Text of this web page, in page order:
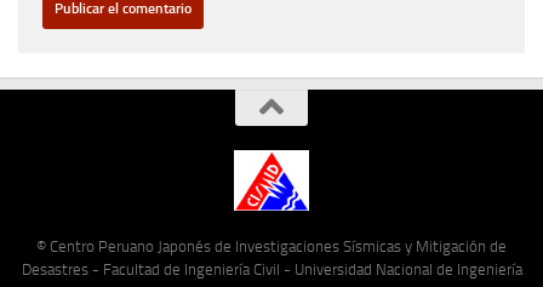
© Centro Peruano Japonés de Investigaciones Sísmicas y Mitigación de
Desastres - Facultad de Ingeniería Civil - Universidad Nacional de Ingeniería